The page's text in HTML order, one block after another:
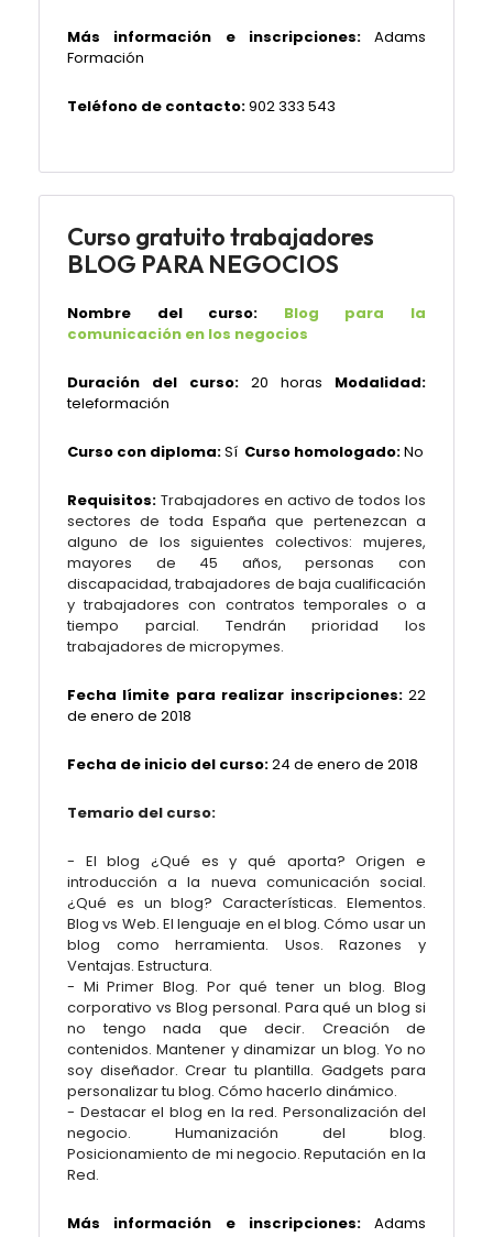
Más información e inscripciones:
Adams
Formación
Teléfono de contacto:902 333 543
Curso gratuito trabajadores
BLOG PARA NEGOCIOS
Nombre del curso:
Blog para la
comunicación en los negocios
Duración del curso: 20 horas Modalidad:
teleformación
Curso con diploma:Sí Curso homologado:No
Requisitos: Trabajadores en activo de todos los
sectores de toda España que pertenezcan a
alguno de los siguientes colectivos: mujeres,
mayores de 45 años, personas con
discapacidad, trabajadores de baja cualificación
y trabajadores con contratos temporales o a
tiempo parcial. Tendrán prioridad los
trabajadores de micropymes.
Fecha límite para realizar inscripciones:22
de enero de 2018
Fecha de inicio del curso:24 de enero de 2018
Temario del curso:
- El blog ¿Qué es y qué aporta? Origen e
introducción a la nueva comunicación social.
¿Qué es un blog? Características. Elementos.
Blog vs Web. El lenguaje en el blog. Cómo usar un
blog como herramienta. Usos. Razones y
Ventajas. Estructura.
- Mi Primer Blog. Por qué tener un blog. Blog
corporativo vs Blog personal. Para qué un blog si
no tengo nada que decir. Creación de
contenidos. Mantener y dinamizar un blog. Yo no
soy diseñador. Crear tu plantilla. Gadgets para
personalizar tu blog. Cómo hacerlo dinámico.
- Destacar el blog en la red. Personalización del
negocio. Humanización del blog.
Posicionamiento de mi negocio. Reputación en la
Red.
Más información e inscripciones:
Adams